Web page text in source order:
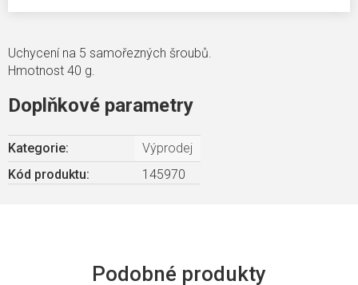
Uchycení na 5 samořezných šroubů.
Hmotnost 40 g.
Doplňkové parametry
Kategorie:
Výprodej
Kód produktu:
145970